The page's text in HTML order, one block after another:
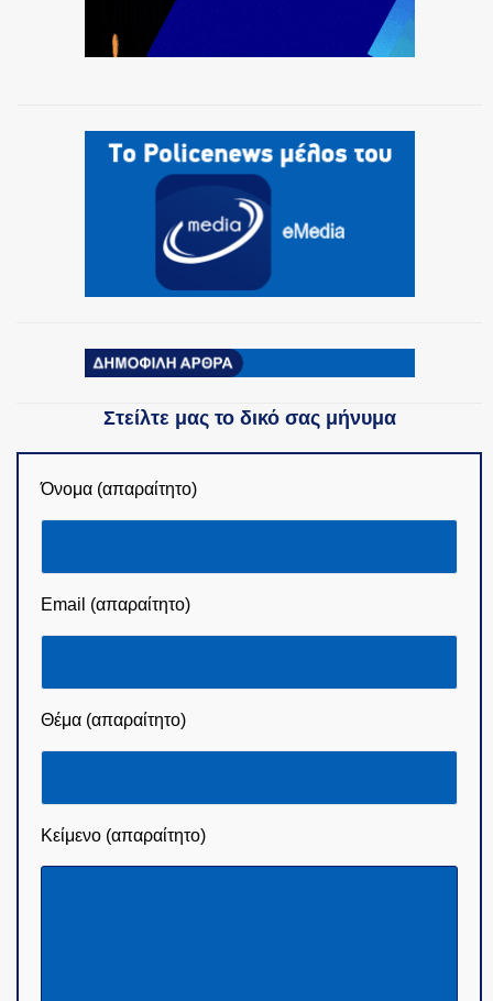
Στείλτε μας το δικό σας μήνυμα
Όνομα (απαραίτητο)
Email (απαραίτητο)
Θέμα (απαραίτητο)
Κείμενο (απαραίτητο)